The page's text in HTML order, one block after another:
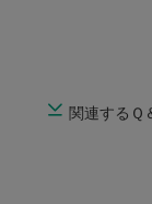
関連するＱ